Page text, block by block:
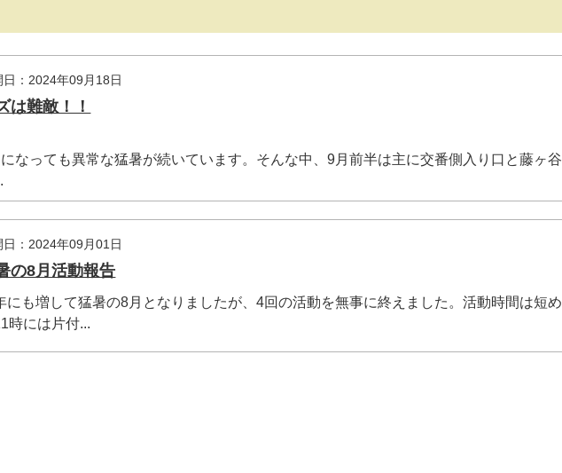
日：2024年09月18日
は難敵！！
なっても異常な猛暑が続いています。そんな中、9月前半は主に交番側入り口と藤ヶ谷
日：2024年09月01日
の8月活動報告
にも増して猛暑の8月となりましたが、4回の活動を無事に終えました。活動時間は短め
時には片付...